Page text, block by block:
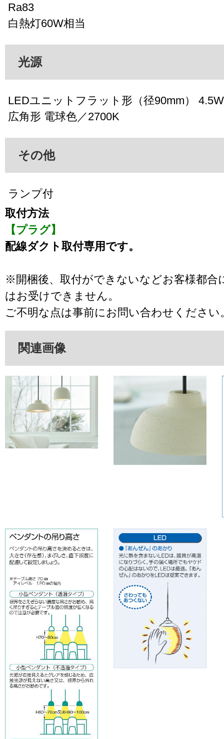
Ra83
白熱灯60W相当
光源
LEDユニットフラット形（径90mm）
広角形 電球色／2700K
その他
ランプ付
取付方法
【プラグ】
配線ダクト取付専用です。
※開梱後、取付ができないなどお客様都合
はお受けできません。
ご不明な点は事前にお問い合わせください
関連画像